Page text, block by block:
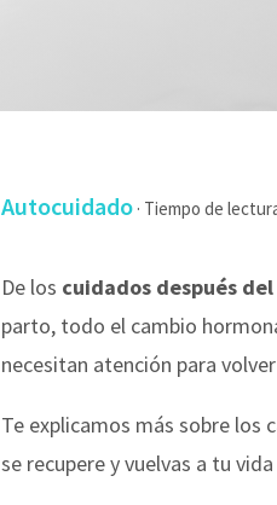
Autocuidado ·
De los cuidados después
parto, todo el cambio
necesitan atención para
Te explicamos más sobre los
se recupere y vuelvas a tu